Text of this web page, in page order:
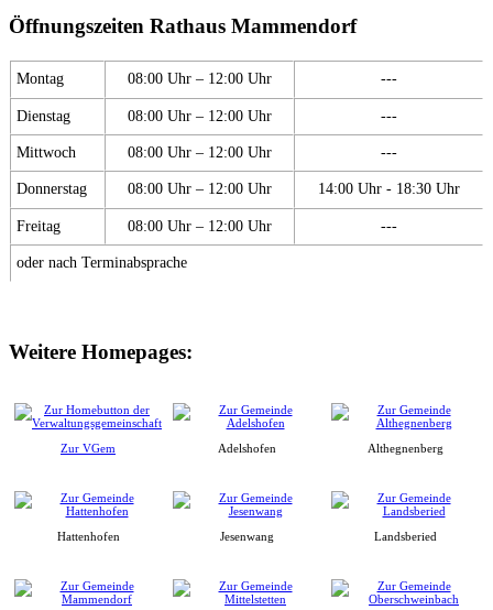
Öffnungszeiten Rathaus Mammendorf
Montag 08:00 Uhr – 12:00 Uhr ---
Dienstag 08:00 Uhr – 12:00 Uhr ---
Mittwoch 08:00 Uhr – 12:00 Uhr ---
Donnerstag 08:00 Uhr – 12:00 Uhr 14:00 Uhr - 18:30 Uhr
Freitag 08:00 Uhr – 12:00 Uhr ---
oder nach Terminabsprache
Weitere Homepages:
Zur VGem Adelshofen Althegnenberg
Hattenhofen Jesenwang Landsberied